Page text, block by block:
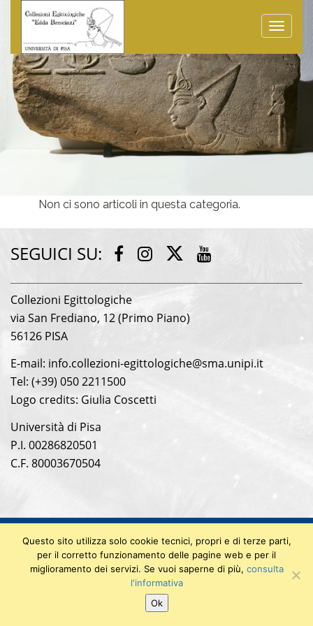
Toggle
Non ci sono articoli in questa categoria.
SEGUICI SU: Facebook
Instagram
Twitter
Collezioni Egittologiche
via San Frediano, 12 (Primo Piano)
56126 PISA
E-mail: info.collezioni-egittologiche@sma.unipi.it
Tel: (+39) 050 2211500
Logo credits: Giulia Coscetti
Università di Pisa
P.I. 00286820501
C.F. 80003670504
© 2018 Collezioni Egittologiche
Privacy Policy |Note legali
Questo sito utilizza solo cookie tecnici, propri e di terze parti,
per il corretto funzionamento delle pagine web e per il
miglioramento dei servizi. Se vuoi saperne di più, consulta
l'informativa
Ok